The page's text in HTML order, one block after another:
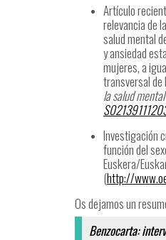
Artículo
relevancia de
salud mental
y ansiedad
mujeres, a
transversal de
la salud
Investigación
función del
Euskera/
(http://
Os dejamos un
Benzocarta: